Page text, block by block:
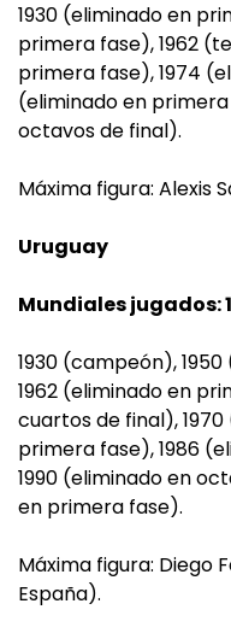
1930 (eliminado en
primera fase), 1962
primera fase), 1974
(eliminado en
octavos de final).
Máxima figura: Alexis
Uruguay
Mundiales jugados:
1930 (campeón),
1962 (eliminado en
cuartos de final),
primera fase), 1986
1990 (eliminado en
en primera fase).
Máxima figura: Diego
España).